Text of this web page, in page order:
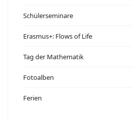
Schülerseminare
Erasmus+: Flows of Life
Tag der Mathematik
Fotoalben
Ferien